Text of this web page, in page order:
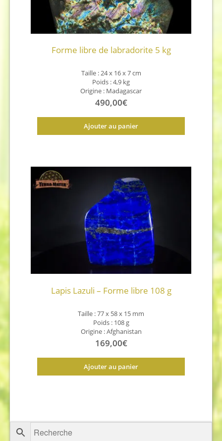
Forme libre de labradorite 5 kg
Taille :24 x 16 x 7 cm
Poids : 4,9 kg
Origine : Madagascar
490,00€
Ajouter au panier
Lapis Lazuli – Forme libre 108 g
Taille : 77 x 58 x 15 mm
Poids : 108 g
Origine : Afghanistan
169,00€
Ajouter au panier